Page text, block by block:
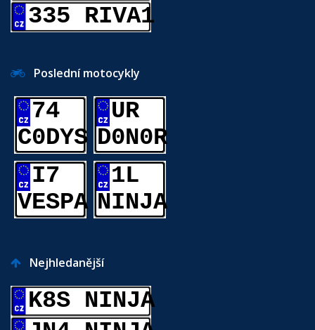
335 RIVA1
Poslední motocykly
74
C0DYS
UR
D0N0R
I7
VESPA
1L
NINJA
Nejhledanější
K8S NINJA